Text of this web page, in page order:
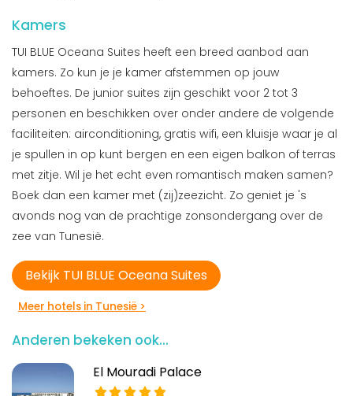
Kamers
TUI BLUE Oceana Suites heeft een breed aanbod aan
kamers. Zo kun je je kamer afstemmen op jouw
behoeftes. De junior suites zijn geschikt voor 2 tot 3
personen en beschikken over onder andere de volgende
faciliteiten: airconditioning, gratis wifi, een kluisje waar je al
je spullen in op kunt bergen en een eigen balkon of terras
met zitje. Wil je het echt even romantisch maken samen?
Boek dan een kamer met (zij)zeezicht. Zo geniet je 's
avonds nog van de prachtige zonsondergang over de
zee van Tunesië.
Bekijk TUI BLUE Oceana Suites
Meer hotels in Tunesië >
Anderen bekeken ook...
El Mouradi Palace